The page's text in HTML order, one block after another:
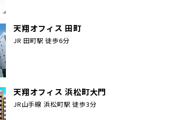
天翔オフィス 田町
JR 田町駅 徒歩6分
天翔オフィス 浜松町大門
JR山手線 浜松町駅 徒歩3分